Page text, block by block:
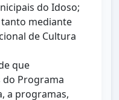
do Idoso;
mediante
de Cultura
que
Programa
a programas,